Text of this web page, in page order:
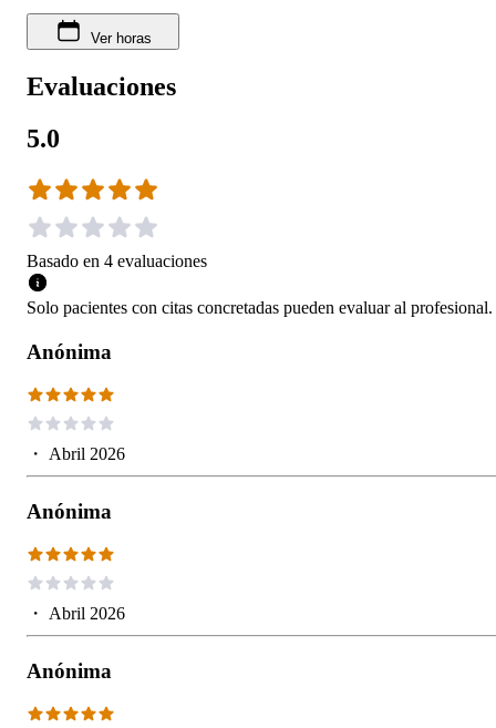
Ver horas
Evaluaciones
5.0
Basado en 4 evaluaciones
Solo pacientes con citas concretadas pueden evaluar al profesional.
Anónima
・ Abril 2026
Anónima
・ Abril 2026
Anónima